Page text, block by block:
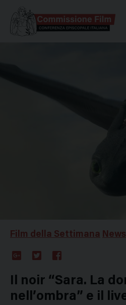
Film della Settimana News
Plus
Il noir “Sara. La
nell’ombra” e il